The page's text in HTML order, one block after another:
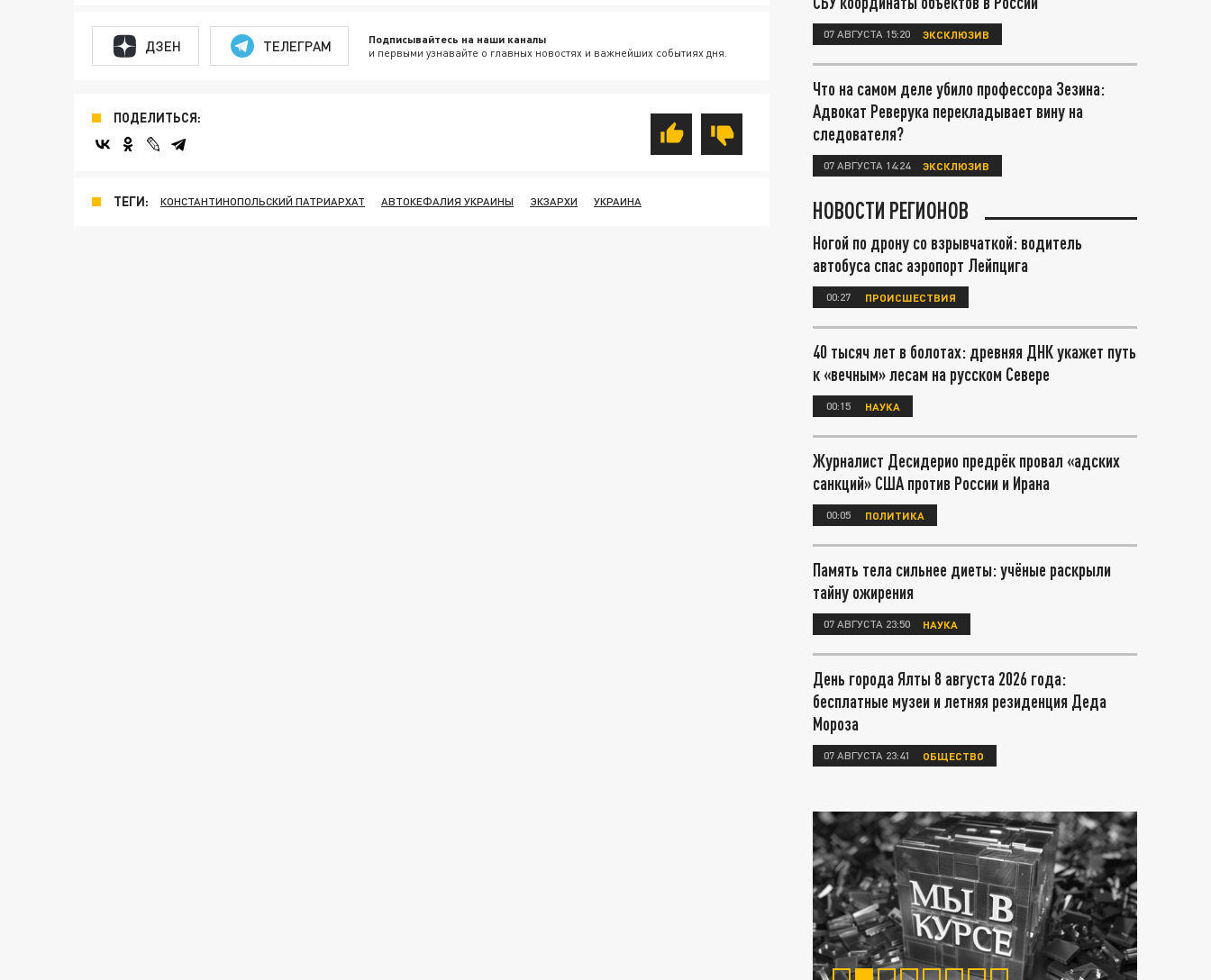
ДЗЕН ТЕЛЕГРАМ Подписывайтесь на наши каналы
и первыми узнавайте о главных новостях и важнейших событиях дня.
ПОДЕЛИТЬСЯ:
ТЕГИ: КОНСТАНТИНОПОЛЬСКИЙ ПАТРИАРХАТ АВТОКЕФАЛИЯ УКРАИНЫ ЭКЗАРХИ УКРАИНА
07 АВГУСТА 15:20 ЭКСКЛЮЗИВ
Что на самом деле убило профессора Зезина:
Адвокат Реверука перекладывает вину на
следователя?
07 АВГУСТА 14:24 ЭКСКЛЮЗИВ
НОВОСТИ РЕГИОНОВ
Ногой по дрону со взрывчаткой: водитель
автобуса спас аэропорт Лейпцига
00:27 ПРОИСШЕСТВИЯ
40 тысяч лет в болотах: древняя ДНК укажет путь
к «вечным» лесам на русском Севере
00:15 НАУКА
Журналист Десидерио предрёк провал «адских
санкций» США против России и Ирана
00:05 ПОЛИТИКА
Память тела сильнее диеты: учёные раскрыли
тайну ожирения
07 АВГУСТА 23:50 НАУКА
День города Ялты 8 августа 2026 года:
бесплатные музеи и летняя резиденция Деда
Мороза
07 АВГУСТА 23:41 ОБЩЕСТВО